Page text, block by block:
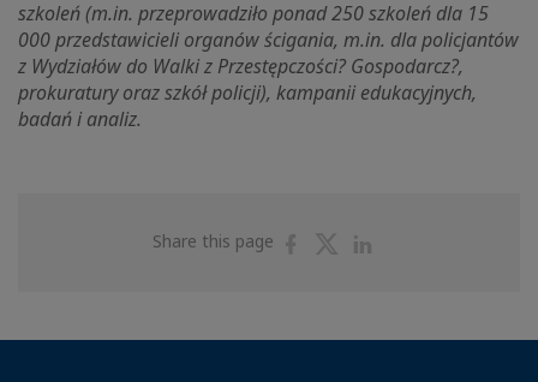
szkoleń (m.in. przeprowadziło ponad 250 szkoleń dla 15
000 przedstawicieli organów ścigania, m.in. dla policjantów
z Wydziałów do Walki z Przestępczości? Gospodarcz?,
prokuratury oraz szkół policji), kampanii edukacyjnych,
badań i analiz.
Share this page
ShareShare